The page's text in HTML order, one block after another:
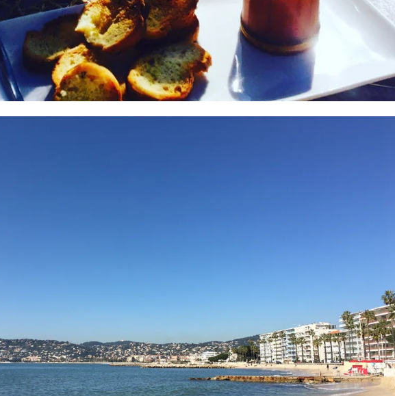
Gift Card 3 mujore per